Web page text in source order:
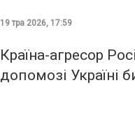
19 тра 2026, 17:59
Країна-агресор
допомозі Україні